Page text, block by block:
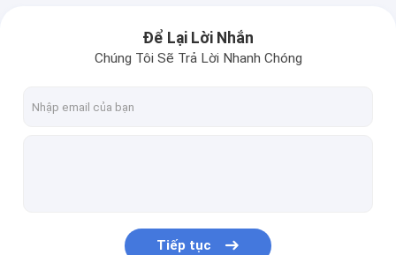
Để Lại Lời Nhắn
Chúng Tôi Sẽ Trả Lời Nhanh Chóng
Tiếp tục